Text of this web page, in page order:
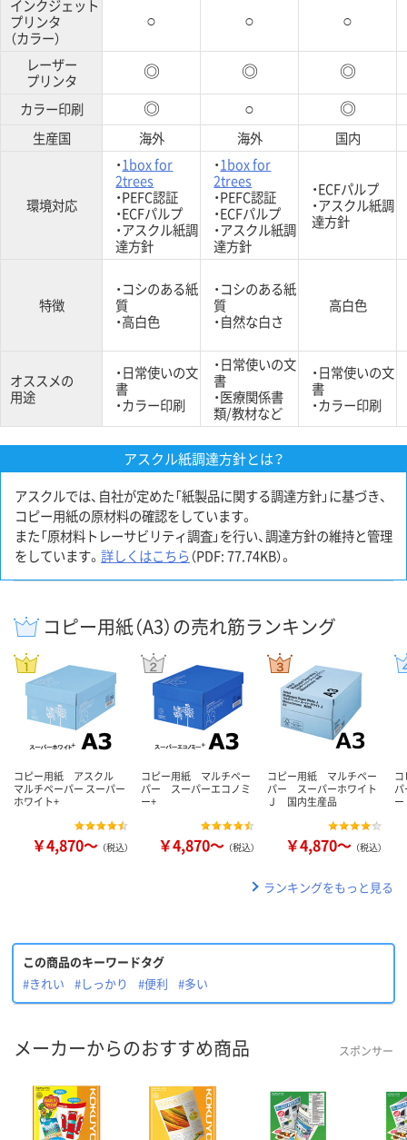
インクジェット
プリンタ
（カラー）
○ ○ ○
レーザー
プリンタ
◎ ◎ ◎
カラー印刷 ◎ ○ ◎
生産国 海外 海外 国内
環境対応
・1box for
2trees
・PEFC認証
・ECFパルプ
・アスクル紙調
達方針
・1box for
2trees
・PEFC認証
・ECFパルプ
・アスクル紙調
達方針
・ECFパルプ
・アスクル紙調
達方針
特徴
・コシのある紙
質
・高白色
・コシのある紙
質
・自然な白さ
高白色
オススメの
用途
・日常使いの文
書
・カラー印刷
・日常使いの文
書
・医療関係書
類/教材など
・日常使いの文
書
・カラー印刷
アスクル紙調達方針とは？
アスクルでは、自社が定めた「紙製品に関する調達方針」に基づき、
コピー用紙の原材料の確認をしています。
また「原材料トレーサビリティ調査」を行い、調達方針の維持と管理
をしています。 詳しくはこちら（PDF: 77.74KB）。
コピー用紙（A3）の売れ筋ランキング
コピー用紙 アスクル
マルチペーパー スーパー
ホワイト+
￥4,870～ （税込）
コピー用紙 マルチペー
パー スーパーエコノミ
ー+
￥4,870～ （税込）
コピー用紙 マルチペー
パー スーパーホワイト
Ｊ 国内生産品
￥4,870～ （税込）
ランキングをもっと見る
この商品のキーワードタグ
#きれい
#しっかり #便利 #多い
メーカーからのおすすめ商品 スポンサー